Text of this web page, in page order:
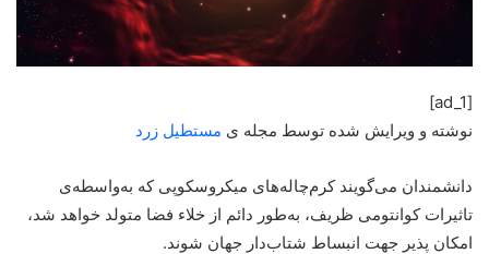
[ad_1]
نوشته و ویرایش شده توسط مجله ی مستطیل زرد
دانشمندان می‌گویند کرم‌چاله‌های میکروسکوپی که به‌واسطه‌ی
تاثیرات کوانتومی ظریف، به‌طور دائم از خلاء فضا متولد خواهد شد،
امکان پذیر جهت انبساط شتاب‌دار جهان شوند.